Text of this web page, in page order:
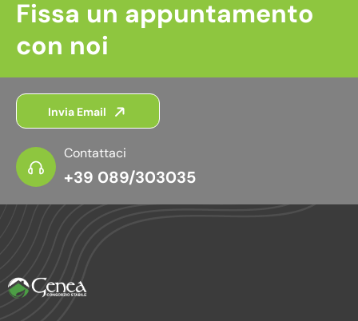
Fissa un appuntamento
con noi
Invia Email
Contattaci
+39 089/303035